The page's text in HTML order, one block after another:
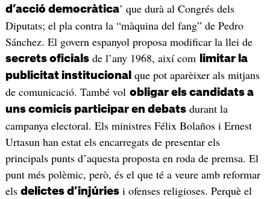
d’acció democràtica’ que durà al Congrés dels
Diputats; el pla contra la “màquina del fang” de Pedro
Sánchez. El govern espanyol proposa modificar la llei de
secrets oficialsde l’any 1968, així com
limitar la
publicitat institucional que pot aparèixer als mitjans
de comunicació. També vol obligar els candidats a
uns comicis participar en debatsdurant la
campanya electoral. Els ministres Félix Bolaños i Ernest
Urtasun han estat els encarregats de presentar els
principals punts d’aquesta proposta en roda de premsa. El
punt més polèmic, però, és el que té a veure amb reformar
els delictes d’injúriesi ofenses religioses. Perquè el